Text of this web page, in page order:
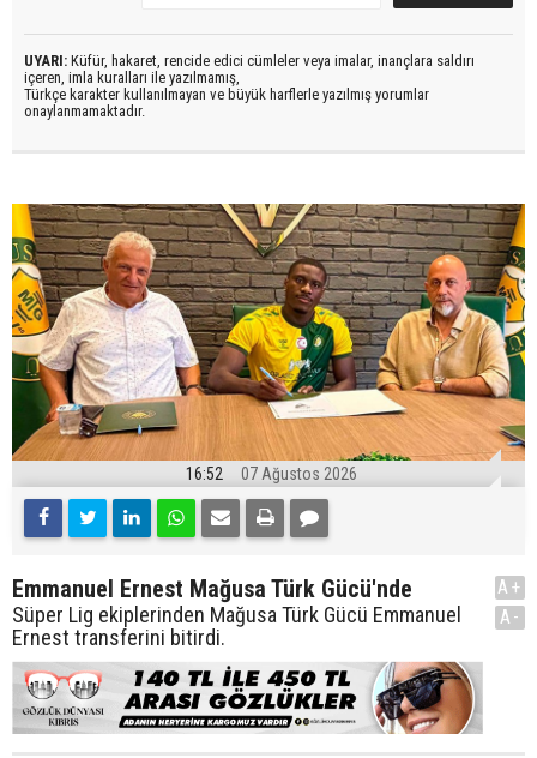
UYARI: Küfür, hakaret, rencide edici cümleler veya imalar, inançlara saldırı
içeren, imla kuralları ile yazılmamış,
Türkçe karakter kullanılmayan ve büyük harflerle yazılmış yorumlar
onaylanmamaktadır.
16:52 07 Ağustos 2026
Emmanuel Ernest Mağusa Türk Gücü'nde
Süper Lig ekiplerinden Mağusa Türk Gücü Emmanuel
Ernest transferini bitirdi.
A+
A-